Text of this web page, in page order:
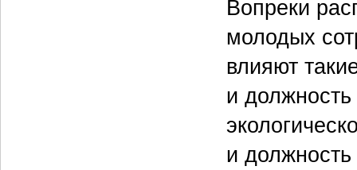
Вопреки
молодых
влияют
и
и